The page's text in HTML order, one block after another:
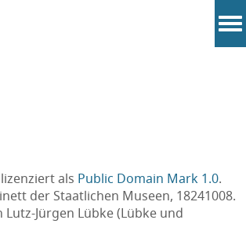
als Public Domain Mark 1.0.
der Staatlichen Museen, 18241008.
Jürgen Lübke (Lübke und